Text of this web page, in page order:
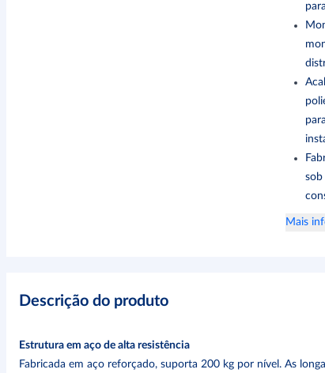
sob
Mais
Descrição do produto
Estrutura em aço de alta resistência
Fabricada em aço reforçado, suporta 200 kg por nível. As